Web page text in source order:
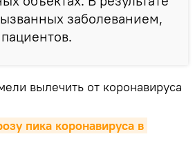
заболеванием,
вылечить от коронавируса
пика коронавируса в